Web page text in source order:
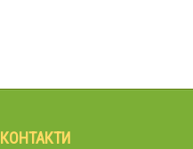
КОНТАКТИ